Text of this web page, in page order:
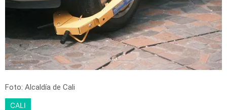
Foto: Alcaldía de Cali
CALI